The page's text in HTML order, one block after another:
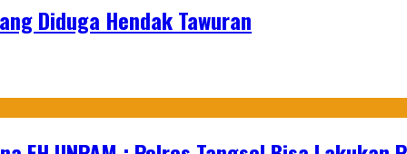
Diduga Hendak Tawuran